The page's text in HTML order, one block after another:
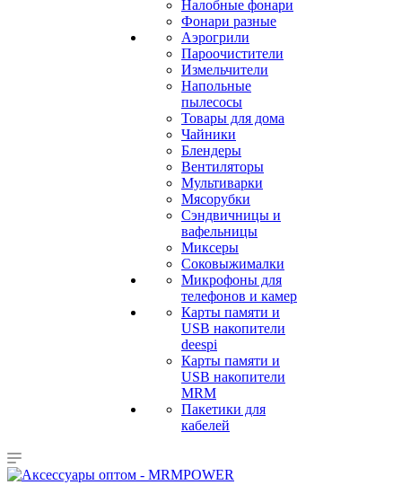
Налобные фонари
Фонари разные
Аэрогрили
Пароочистители
Измельчители
Напольные
пылесосы
Товары для дома
Чайники
Блендеры
Вентиляторы
Мультиварки
Мясорубки
Сэндвичницы и
вафельницы
Миксеры
Соковыжималки
Микрофоны для
телефонов и камер
Карты памяти и
USB накопители
deespi
Карты памяти и
USB накопители
MRM
Пакетики для
кабелей